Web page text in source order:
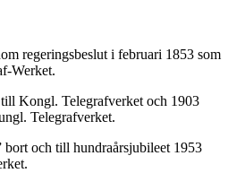
regeringsbeslut i februari 1853 som
Werket.
Kongl. Telegrafverket och 1903
Telegrafverket.
och till hundraårsjubileet 1953